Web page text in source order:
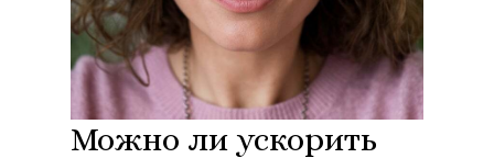
Можно ли ускорить